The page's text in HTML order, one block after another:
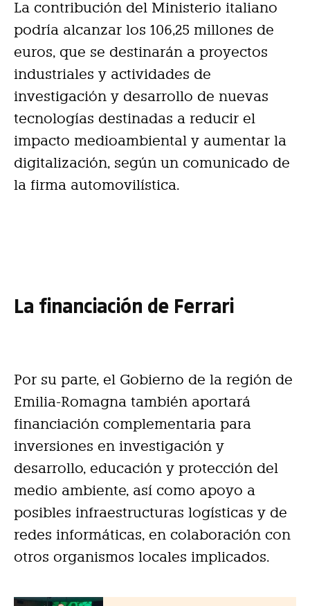
La contribución del Ministerio italiano
podría alcanzar los 106,25 millones de
euros, que se destinarán a proyectos
industriales y actividades de
investigación y desarrollo de nuevas
tecnologías destinadas a reducir el
impacto medioambiental y aumentar la
digitalización, según un comunicado de
la firma automovilística.
La financiación de Ferrari
Por su parte, el Gobierno de la región de
Emilia-Romagna también aportará
financiación complementaria para
inversiones en investigación y
desarrollo, educación y protección del
medio ambiente, así como apoyo a
posibles infraestructuras logísticas y de
redes informáticas, en colaboración con
otros organismos locales implicados.